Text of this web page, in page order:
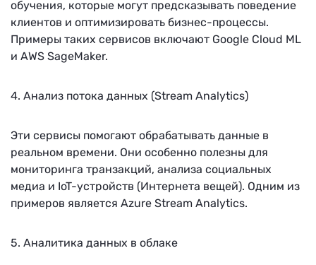
обучения, которые могут предсказывать поведение
клиентов и оптимизировать бизнес-процессы.
Примеры таких сервисов включают Google Cloud ML
и AWS SageMaker.
4. Анализ потока данных (Stream Analytics)
Эти сервисы помогают обрабатывать данные в
реальном времени. Они особенно полезны для
мониторинга транзакций, анализа социальных
медиа и IoT-устройств (Интернета вещей). Одним из
примеров является Azure Stream Analytics.
5. Аналитика данных в облаке